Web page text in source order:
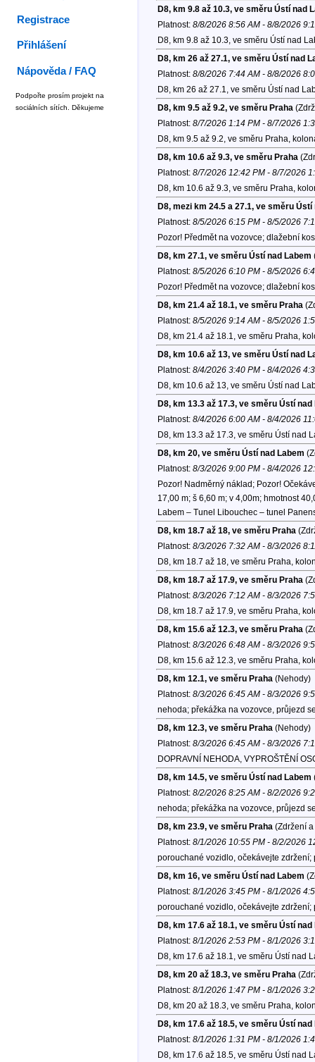
D8, km 9.8 až 10.3, ve směru Ústí nad
Platnost: 8/8/2026 8:56 AM - 8/8/2026
D8, km 9.8 až 10.3, ve směru Ústí nad
D8, km 26 až 27.1, ve směru Ústí nad
Platnost: 8/8/2026 7:44 AM - 8/8/2026
D8, km 26 až 27.1, ve směru Ústí nad
D8, km 9.5 až 9.2, ve směru Praha
Platnost: 8/7/2026 1:14 PM - 8/7/2026
D8, km 9.5 až 9.2, ve směru Praha,
D8, km 10.6 až 9.3, ve směru Praha
Platnost: 8/7/2026 12:42 PM - 8/7/2026
D8, km 10.6 až 9.3, ve směru Praha,
D8, mezi km 24.5 a 27.1, ve směru Ústí
Platnost: 8/5/2026 6:15 PM - 8/5/2026
Pozor! Předmět na vozovce; dlažební
D8, km 27.1, ve směru Ústí nad Labem
Platnost: 8/5/2026 6:10 PM - 8/5/2026
Pozor! Předmět na vozovce; dlažební
D8, km 21.4 až 18.1, ve směru Praha
Platnost: 8/5/2026 9:14 AM - 8/5/2026
D8, km 21.4 až 18.1, ve směru Praha,
D8, km 10.6 až 13, ve směru Ústí nad
Platnost: 8/4/2026 3:40 PM - 8/4/2026
D8, km 10.6 až 13, ve směru Ústí nad
D8, km 13.3 až 17.3, ve směru Ústí nad
Platnost: 8/4/2026 6:00 AM - 8/4/2026
D8, km 13.3 až 17.3, ve směru Ústí nad
D8, km 20, ve směru Ústí nad Labem
Platnost: 8/3/2026 9:00 PM - 8/4/2026
Pozor! Nadměrný náklad; Pozor!
17,00 m; š 6,60 m; v 4,00m; hmotnost
Labem – Tunel Libouchec – tunel
D8, km 18.7 až 18, ve směru Praha
Platnost: 8/3/2026 7:32 AM - 8/3/2026
D8, km 18.7 až 18, ve směru Praha,
D8, km 18.7 až 17.9, ve směru Praha
Platnost: 8/3/2026 7:12 AM - 8/3/2026
D8, km 18.7 až 17.9, ve směru Praha,
D8, km 15.6 až 12.3, ve směru Praha
Platnost: 8/3/2026 6:48 AM - 8/3/2026
D8, km 15.6 až 12.3, ve směru Praha,
D8, km 12.1, ve směru Praha (Nehody)
Platnost: 8/3/2026 6:45 AM - 8/3/2026
nehoda; překážka na vozovce, průjezd
D8, km 12.3, ve směru Praha (Nehody)
Platnost: 8/3/2026 6:45 AM - 8/3/2026
DOPRAVNÍ NEHODA, VYPROŠTĚNÍ
D8, km 14.5, ve směru Ústí nad Labem
Platnost: 8/2/2026 8:25 AM - 8/2/2026
nehoda; překážka na vozovce, průjezd
D8, km 23.9, ve směru Praha (Zdržení
Platnost: 8/1/2026 10:55 PM - 8/2/2026
porouchané vozidlo, očekávejte
D8, km 16, ve směru Ústí nad Labem
Platnost: 8/1/2026 3:45 PM - 8/1/2026
porouchané vozidlo, očekávejte
D8, km 17.6 až 18.1, ve směru Ústí nad
Platnost: 8/1/2026 2:53 PM - 8/1/2026
D8, km 17.6 až 18.1, ve směru Ústí nad
D8, km 20 až 18.3, ve směru Praha
Platnost: 8/1/2026 1:47 PM - 8/1/2026
D8, km 20 až 18.3, ve směru Praha,
D8, km 17.6 až 18.5, ve směru Ústí nad
Platnost: 8/1/2026 1:31 PM - 8/1/2026
D8, km 17.6 až 18.5, ve směru Ústí nad
Registrace
Přihlášení
Nápověda / FAQ
Podpořte prosím projekt na
sociálních sítích. Děkujeme